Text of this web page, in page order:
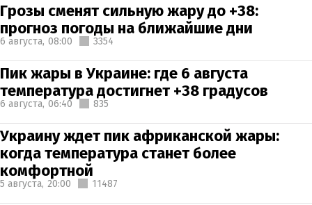
Грозы сменят сильную жару до +38:
прогноз погоды на ближайшие дни
6 августа, 08:00 3354
Пик жары в Украине: где 6 августа
температура достигнет +38 градусов
6 августа, 06:40 835
Украину ждет пик африканской жары:
когда температура станет более
комфортной
5 августа, 20:00 11487